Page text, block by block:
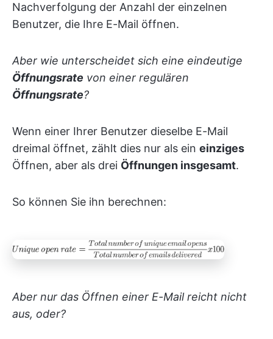
Nachverfolgung der Anzahl der einzelnen
Benutzer, die Ihre E-Mail öffnen.
Aber wie unterscheidet sich eine eindeutige
Öffnungsrate von einer regulären
Öffnungsrate?
Wenn einer Ihrer Benutzer dieselbe E-Mail
dreimal öffnet, zählt dies nur als ein einziges
Öffnen, aber als drei Öffnungen insgesamt.
So können Sie ihn berechnen:
Aber nur das Öffnen einer E-Mail reicht nicht
aus, oder?